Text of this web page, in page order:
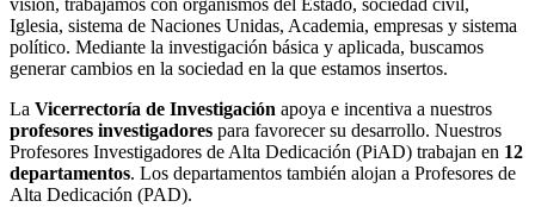
visión, trabajamos con organismos del Estado, sociedad civil,
Iglesia, sistema de Naciones Unidas, Academia, empresas y sistema
político. Mediante la investigación básica y aplicada, buscamos
generar cambios en la sociedad en la que estamos insertos.
La Vicerrectoría de Investigación apoya e incentiva a nuestros
profesores investigadores para favorecer su desarrollo. Nuestros
Profesores Investigadores de Alta Dedicación (PiAD) trabajan en 12
departamentos. Los departamentos también alojan a Profesores de
Alta Dedicación (PAD).